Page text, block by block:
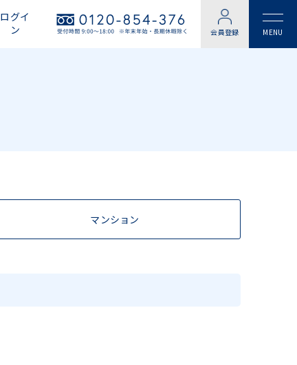
ログイ
ン
会員登録
マンション